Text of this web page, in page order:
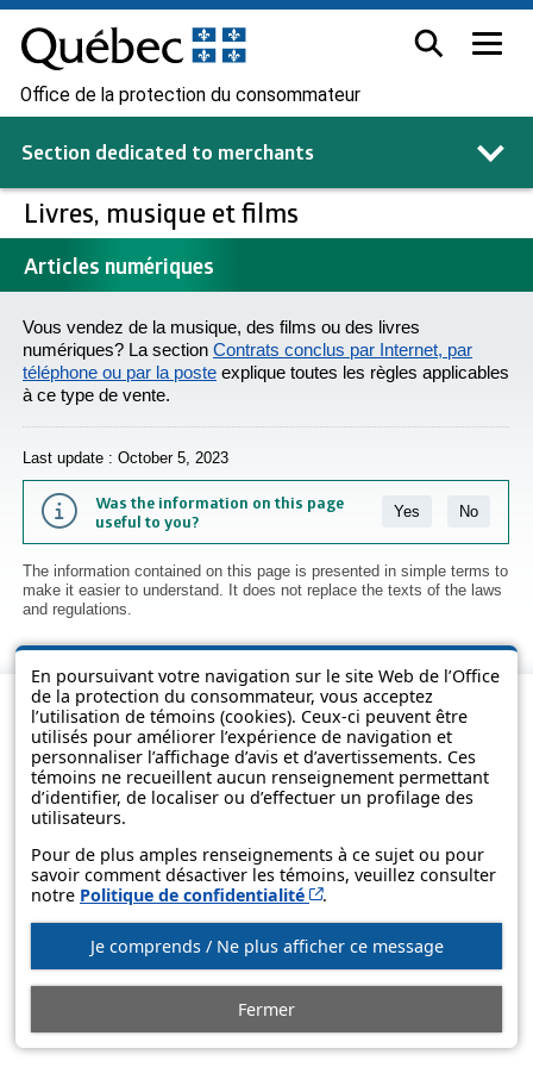
En poursuivant votre navigation sur le site Web de l’Office
de la protection du consommateur, vous acceptez
l’utilisation de témoins (cookies). Ceux-ci peuvent être
utilisés pour améliorer l’expérience de navigation et
personnaliser l’affichage d’avis et d’avertissements. Ces
témoins ne recueillent aucun renseignement permettant
d’identifier, de localiser ou d’effectuer un profilage des
utilisateurs.
Pour de plus amples renseignements à ce sujet ou pour
savoir comment désactiver les témoins, veuillez consulter
notre Politique de confidentialité Cet hyperlien s’ouvrira
.
Je comprends / Ne plus afficher ce message
Fermer
Office de la protection du consommateur
Section dedicated to merchants
Livres, musique et films
Articles numériques
Vous vendez de la musique, des films ou des livres
numériques? La section Contrats conclus par Internet, par
téléphone ou par la poste explique toutes les règles applicables
à ce type de vente.
Last update : October 5, 2023
Was the information on this page
useful to you?
Yes No
The information contained on this page is presented in simple terms to
make it easier to understand. It does not replace the texts of the laws
and regulations.
© Government of Québec, 2013-2025